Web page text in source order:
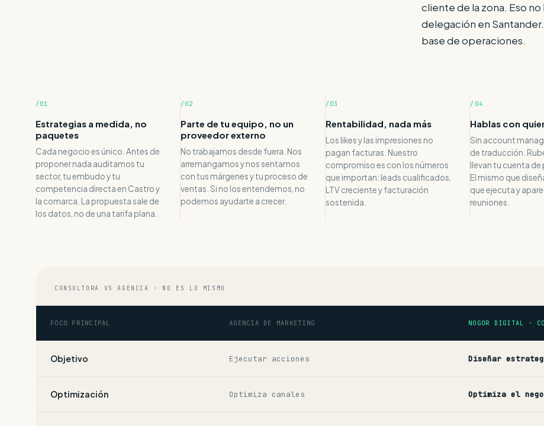
cliente de la zona. Eso
delegación en
base de operaciones.
/01
Estrategias a medida, no
paquetes
Cada negocio es único. Antes de
proponer nada auditamos tu
sector, tu embudo y tu
competencia directa en Castro y
la comarca. La propuesta sale de
los datos, no de una tarifa plana.
/02
Parte de tu equipo, no un
proveedor externo
No trabajamos desde fuera. Nos
arremangamos y nos sentamos
con tus márgenes y tu proceso de
ventas. Si no los entendemos, no
podemos ayudarte a crecer.
/03
Rentabilidad, nada más
Los likes y las impresiones no
pagan facturas. Nuestro
compromiso es con los números
que importan: leads cualificados,
LTV creciente y facturación
sostenida.
/04
Hablas con
Sin account
de traducción.
llevan tu cuenta de
El mismo que
que ejecuta y
reuniones.
CONSULTORA VS AGENCIA · NO ES LO MISMO
FOCO PRINCIPAL AGENCIA DE MARKETING NOGOR DIGITAL ·
Objetivo Ejecutar acciones Diseñar
Optimización Optimiza canales Optimiza el